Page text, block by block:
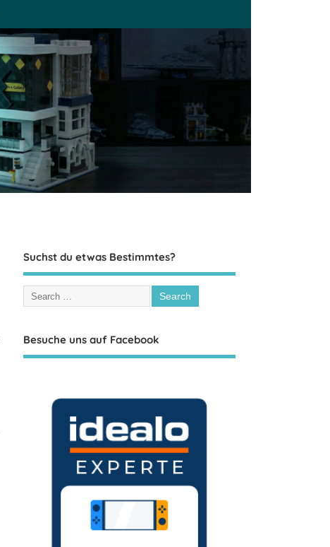
Suchst du etwas Bestimmtes?
Besuche uns auf Facebook